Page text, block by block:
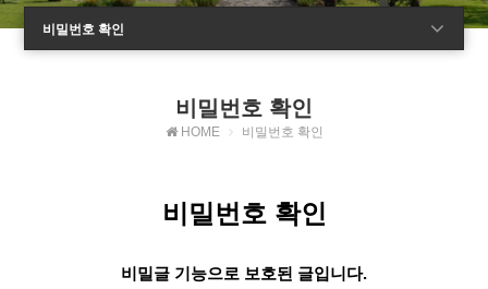
비밀번호 확인
비밀번호 확인
HOME 비밀번호 확인
비밀번호 확인
비밀글 기능으로 보호된 글입니다.